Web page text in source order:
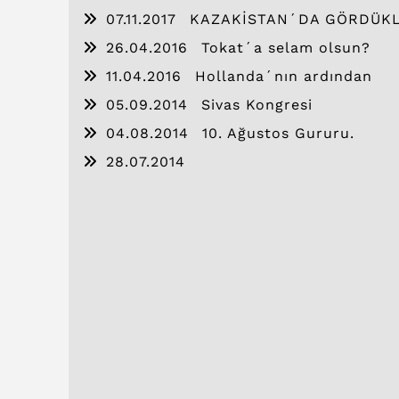
07.11.2017
KAZAKİSTAN´DA
26.04.2016
Tokat´a selam olsun?
11.04.2016
Hollanda´nın ardından
05.09.2014
Sivas Kongresi
04.08.2014
10. Ağustos Gururu.
28.07.2014